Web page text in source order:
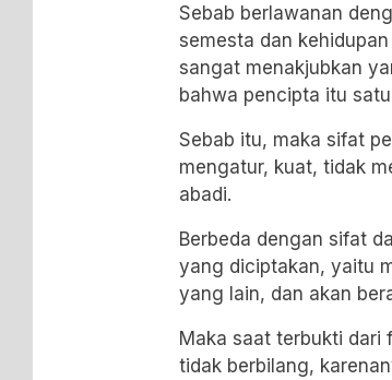
Sebab berlawanan
semesta dan
sangat menakjubkan
bahwa pencipta itu
Sebab itu, maka sifat
mengatur, kuat, tidak
abadi.
Berbeda dengan sifat
yang diciptakan, yaitu
yang lain, dan akan
Maka saat terbukti dari
tidak berbilang,